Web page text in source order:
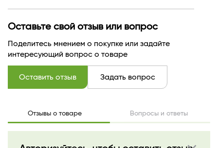
Производитель
Оставьте свой отзыв или вопрос
Поделитесь мнением о покупке или задайте
интересующий вопрос о товаре
Оставить отзыв Задать вопрос
Отзывы о товаре Вопросы и ответы